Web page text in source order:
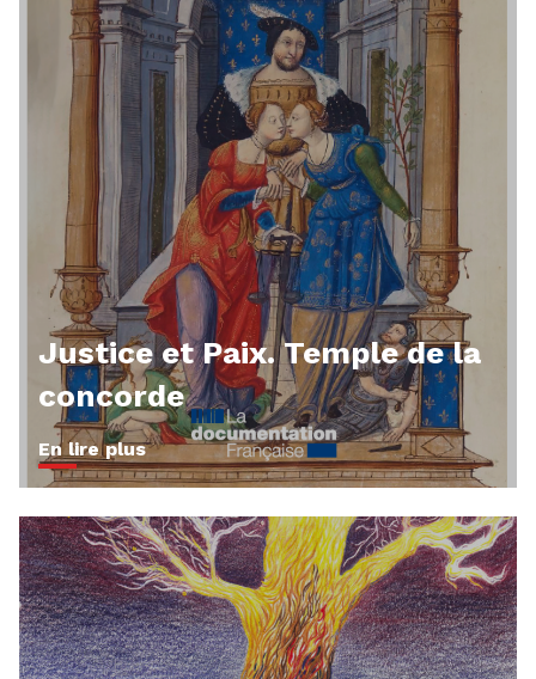
Justice et Paix. Temple de la
concorde
En lire plus